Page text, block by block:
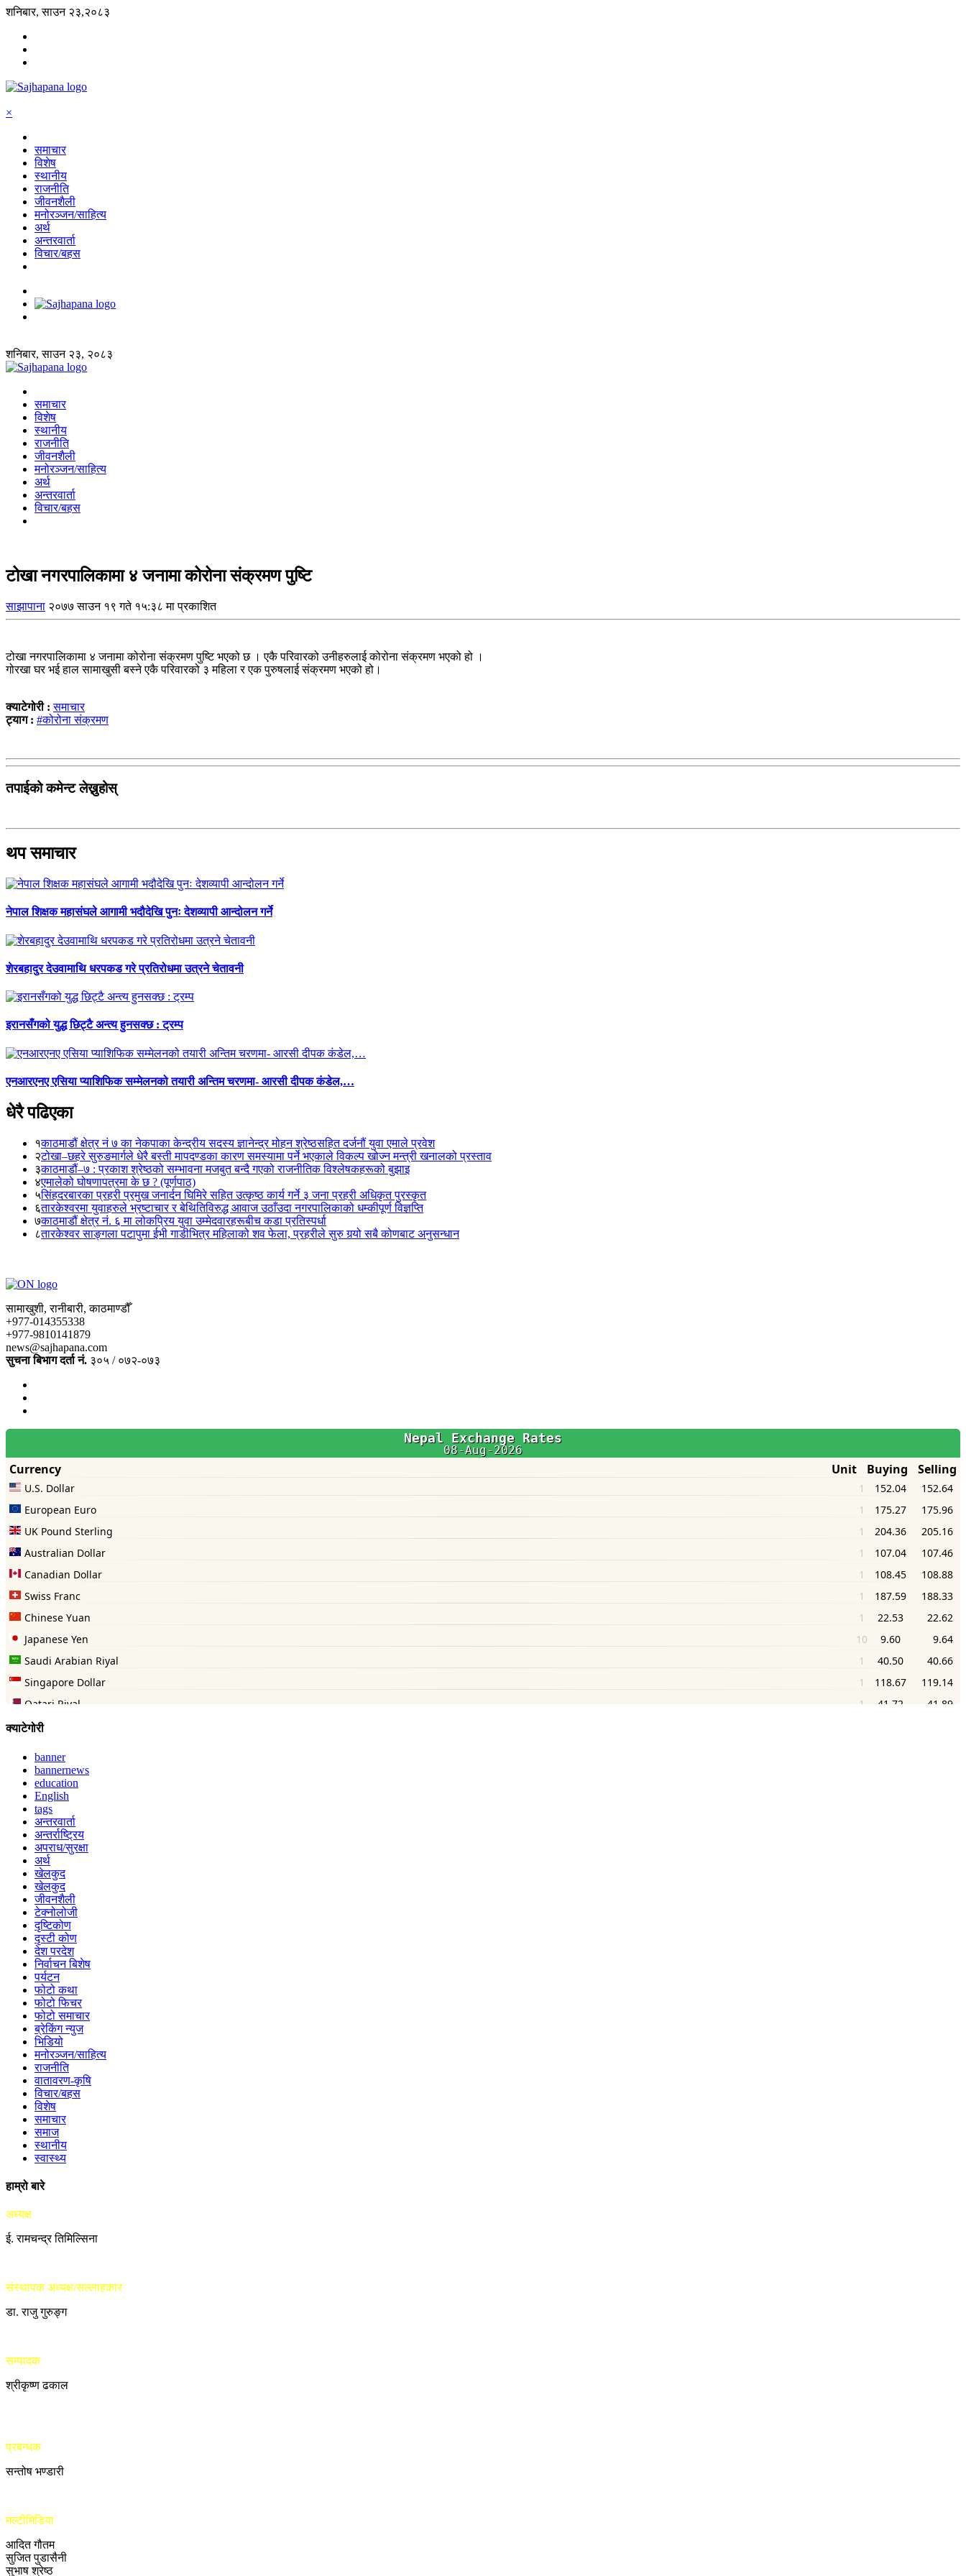
शनिबार, साउन २३,२०८३
×
समाचार
विशेष
स्थानीय
राजनीति
जीवनशैली
मनोरञ्जन/साहित्य
अर्थ
अन्तरवार्ता
विचार/बहस
शनिबार, साउन २३, २०८३
समाचार
विशेष
स्थानीय
राजनीति
जीवनशैली
मनोरञ्जन/साहित्य
अर्थ
अन्तरवार्ता
विचार/बहस
टोखा नगरपालिकामा ४ जनामा कोरोना संक्रमण पुष्टि
साझापाना २०७७ साउन १९ गते १५:३८ मा प्रकाशित
टोखा नगरपालिकामा ४ जनामा कोरोना संक्रमण पुष्टि भएको छ । एकै परिवारको उनीहरुलाई कोरोना संक्रमण भएको हो ।
गोरखा घर भई हाल सामाखुसी बस्ने एकै परिवारको ३ महिला र एक पुरुषलाई संक्रमण भएको हो।
क्याटेगोरी :समाचार
ट्याग : #कोरोना संक्रमण
तपाईको कमेन्ट लेख्नुहोस्
थप समाचार
नेपाल शिक्षक महासंघले आगामी भदौदेखि पुनः देशव्यापी आन्दोलन गर्ने
शेरबहादुर देउवामाथि धरपकड गरे प्रतिरोधमा उत्रने चेतावनी
इरानसँगको युद्ध छिट्टै अन्त्य हुनसक्छ : ट्रम्प
एनआरएनए एसिया प्याशिफिक सम्मेलनको तयारी अन्तिम चरणमा- आरसी दीपक कंडेल,…
धेरै पढिएका
१काठमाडौं क्षेत्र नं ७ का नेकपाका केन्द्रीय सदस्य ज्ञानेन्द्र मोहन श्रेष्ठसहित दर्जनौं युवा एमाले प्रवेश
२टोखा–छहरे सुरुङमार्गले धेरै बस्ती मापदण्डका कारण समस्यामा पर्ने भएकाले विकल्प खोज्न मन्त्री खनालको प्रस्ताव
३काठमाडौं–७ : प्रकाश श्रेष्ठको सम्भावना मजबुत बन्दै गएको राजनीतिक विश्लेषकहरूको बुझाइ
४एमालेको घोषणापत्रमा के छ ? (पूर्णपाठ)
५सिंहदरबारका प्रहरी प्रमुख जनार्दन घिमिरे सहित उत्कृष्ठ कार्य गर्ने ३ जना प्रहरी अधिकृत पुरस्कृत
६तारकेश्वरमा युवाहरुले भ्रष्टाचार र बेथितिविरुद्ध आवाज उठाँउदा नगरपालिकाको धम्कीपूर्ण विज्ञप्ति
७काठमाडौं क्षेत्र नं. ६ मा लोकप्रिय युवा उम्मेदवारहरूबीच कडा प्रतिस्पर्धा
८तारकेश्वर साङ्गला पटापुमा ईभी गाडीभित्र महिलाको शव फेला, प्रहरीले सुरु गर्‍यो सबै कोणबाट अनुसन्धान
सामाखुशी, रानीबारी, काठमाण्डौँ
+977-014355338
+977-9810141879
news@sajhapana.com
सुचना बिभाग दर्ता नं. ३०५ / ०७२-०७३
क्याटेगोरी
banner
bannernews
education
English
tags
अन्तरवार्ता
अन्तर्राष्ट्रिय
अपराध/सुरक्षा
अर्थ
खेलकुद
खेलकुद
जीवनशैली
टेक्नोलोजी
दृष्टिकोण
दृस्टी कोण
देश परदेश
निर्वाचन बिशेष
पर्यटन
फोटो कथा
फोटो फिचर
फोटो समाचार
ब्रेकिंग न्युज
भिडियो
मनोरञ्जन/साहित्य
राजनीति
वातावरण-कृषि
विचार/बहस
विशेष
समाचार
समाज
स्थानीय
स्वास्थ्य
हाम्रो बारे
अध्यक्ष
ई. रामचन्द्र तिमिल्सिना
संस्थापक अध्यक्ष/सल्लाहकार
डा. राजु गुरुङ्ग
सम्पादक
श्रीकृष्ण ढकाल
प्रबन्धक
सन्तोष भण्डारी
मल्टीमिडिया
आदित गौतम
सुजित पुडासैनी
सुभाष श्रेष्ठ